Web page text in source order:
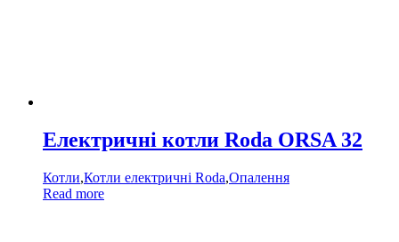
Електричні котли Roda ORSA 32
Котли,Котли електричні Roda,Опалення
Read more